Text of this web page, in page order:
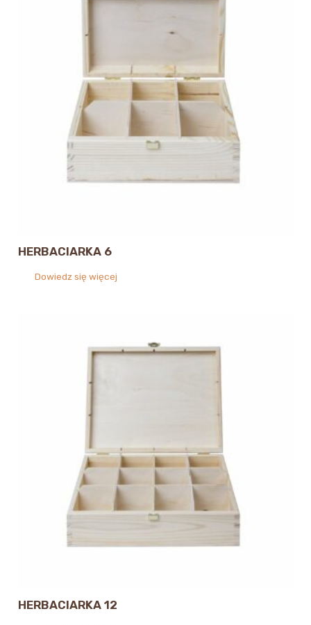
HERBACIARKA 6
Dowiedz się więcej
HERBACIARKA 12